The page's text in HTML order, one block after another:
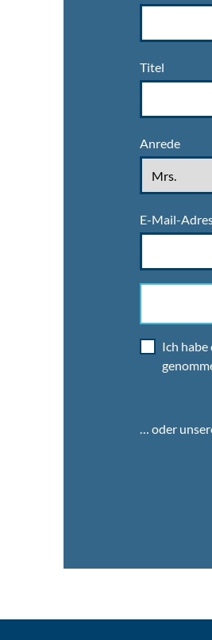
Titel
Anrede
E-Mail-
Ich habe
… oder